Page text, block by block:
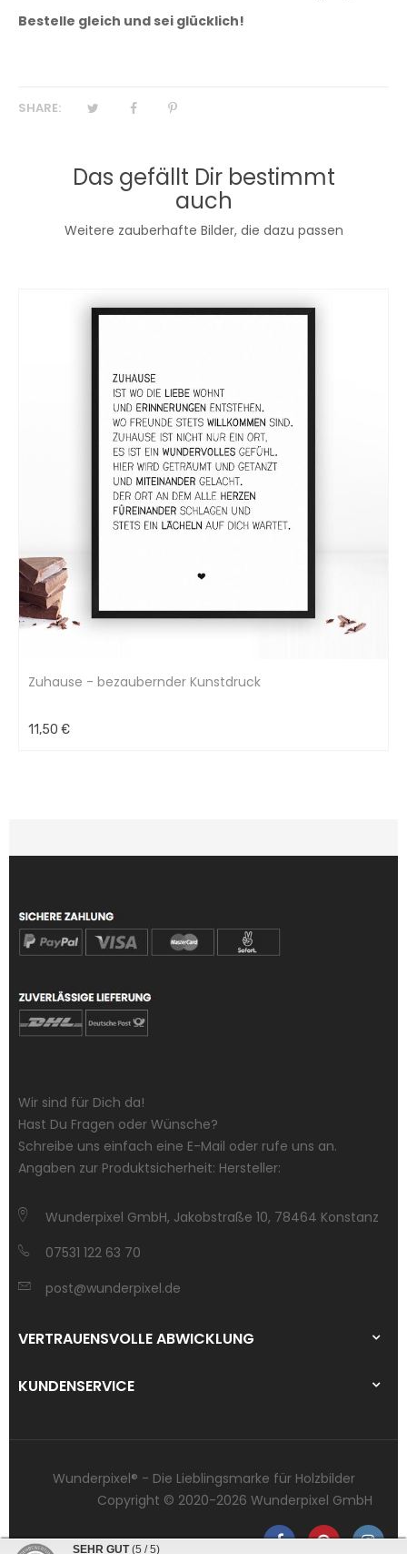
Bestelle gleich und sei glücklich!
SHARE:
Das gefällt Dir bestimmt
auch
Weitere zauberhafte Bilder, die dazu passen
Zuhause - bezaubernder Kunstdruck
11,50 €
Wir sind für Dich da!
Hast Du Fragen oder Wünsche?
Schreibe uns einfach eine E-Mail oder rufe uns an.
Angaben zur Produktsicherheit: Hersteller:
Wunderpixel GmbH, Jakobstraße 10, 78464 Konstanz
07531 122 63 70
post@wunderpixel.de
VERTRAUENSVOLLE ABWICKLUNG
KUNDENSERVICE
Wunderpixel® - Die Lieblingsmarke für Holzbilder
Copyright © 2020-2026 Wunderpixel GmbH
SEHR GUT (5 / 5)